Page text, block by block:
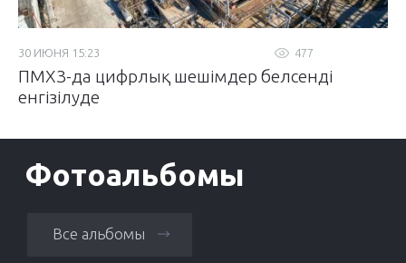
477
30 ИЮНЯ 15:23
ПМХЗ-да цифрлық шешімдер белсенді
енгізілуде
Фотоальбомы
Все альбомы